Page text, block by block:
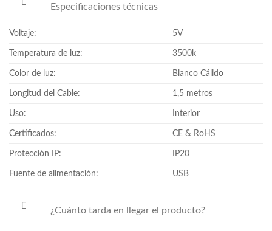
Especificaciones técnicas
Voltaje: 5V
Temperatura de luz: 3500k
Color de luz: Blanco Cálido
Longitud del Cable: 1,5 metros
Uso: Interior
Certificados: CE & RoHS
Protección IP: IP20
Fuente de alimentación: USB
¿Cuánto tarda en llegar el producto?